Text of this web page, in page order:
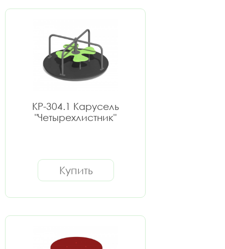
КР-304.1 Карусель
"Четырехлистник"
Купить